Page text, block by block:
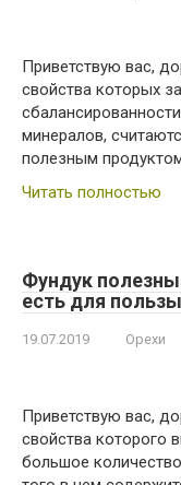
Приветствую вас,
свойства которых
минералов,
полезным
Читать полностью
Фундук
есть для
19.07.2019 Орехи
Приветствую вас,
свойства которого
большое